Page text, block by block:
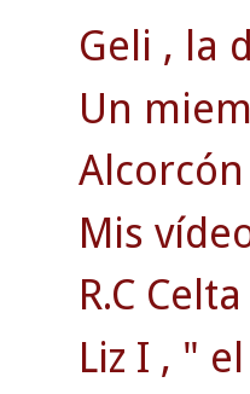
Geli , la
Un
Alcorcón
Mis
R.C
Liz I , "